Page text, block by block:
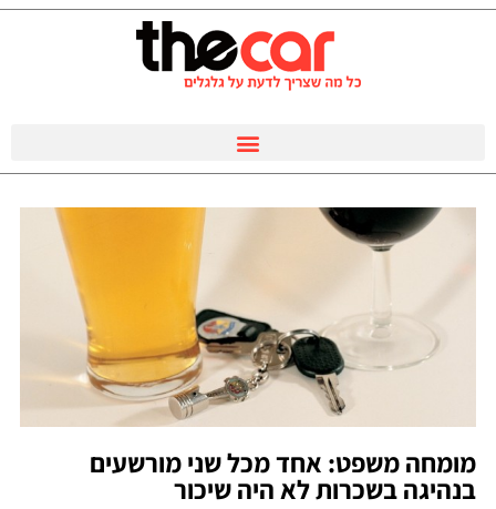
מומחה משפט: אחד מכל שני מורשעים
בנהיגה בשכרות לא היה שיכור